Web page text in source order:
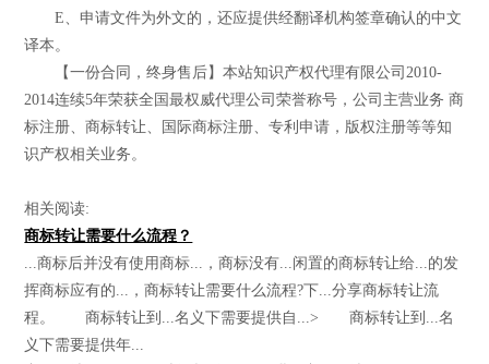
E、申请文件为外文的，还应提供经翻译机构签章确认的中文
译本。
【一份合同，终身售后】本站知识产权代理有限公司2010-
2014连续5年荣获全国最权威代理公司荣誉称号，公司主营业务 商
标注册、商标转让、国际商标注册、专利申请，版权注册等等知
识产权相关业务。
相关阅读:
商标转让需要什么流程？
...商标后并没有使用商标...，商标没有...闲置的商标转让给...的发
挥商标应有的...，商标转让需要什么流程?下...分享商标转让流
程。 商标转让到...名义下需要提供自...> 商标转让到...名
义下需要提供年...